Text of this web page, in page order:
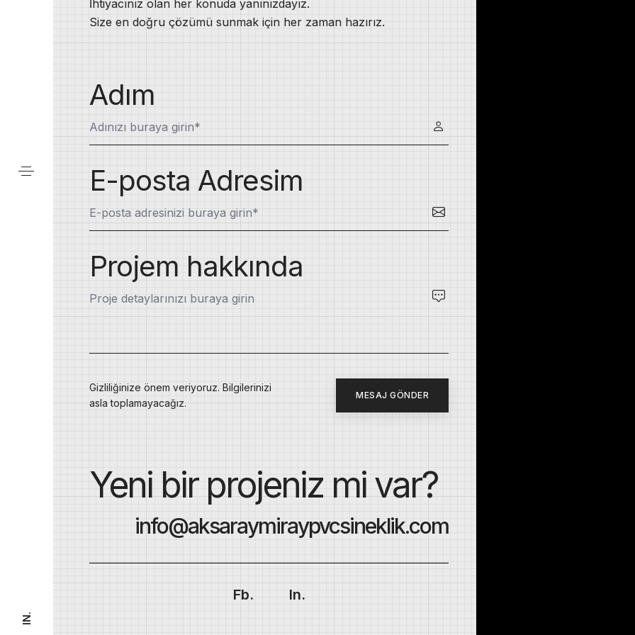
IN.
İhtiyacınız olan her konuda yanınızdayız.
Size en doğru çözümü sunmak için her zaman hazırız.
Adım
E-posta Adresim
Projem hakkında
Gizliliğinize önem veriyoruz. Bilgilerinizi
asla toplamayacağız.
MESAJ GÖNDER
Yeni bir projeniz mi var?
info@aksaraymiraypvcsineklik.com
Fb. In.